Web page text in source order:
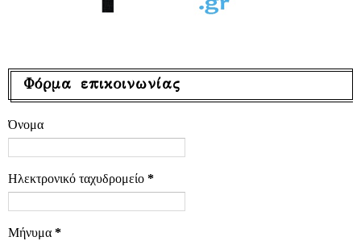
Φόρμα επικοινωνίας
Όνομα
Ηλεκτρονικό ταχυδρομείο *
Μήνυμα *